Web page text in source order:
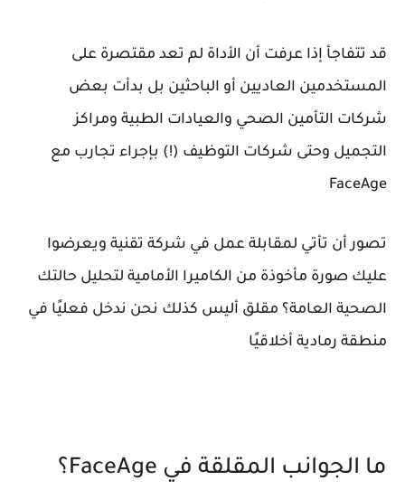
قد تتفاجأ إذا عرفت أن الأداة لم تعد مقتصرة على
المستخدمين العاديين أو الباحثين بل بدأت بعض
شركات التأمين الصحي والعيادات الطبية ومراكز
التجميل وحتى شركات التوظيف (!) بإجراء تجارب مع
FaceAge
تصور أن تأتي لمقابلة عمل في شركة تقنية ويعرضوا
عليك صورة مأخوذة من الكاميرا الأمامية لتحليل حالتك
الصحية العامة؟ مقلق أليس كذلك نحن ندخل فعليًا في
منطقة رمادية أخلاقيًا
ما الجوانب المقلقة في FaceAge؟